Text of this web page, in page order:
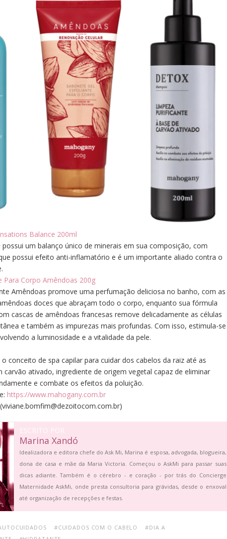
Balance 200ml
possui um balanço único de minerais em sua composição, com
possui efeito anti-inflamatório e é um importante aliado contra o
Para Corpo Amêndoas 200g
Amêndoas promove uma perfumação deliciosa no banho, com as
doces que abraçam todo o corpo, enquanto sua fórmula
cascas de amêndoas francesas remove delicadamente as células
e também as impurezas mais profundas. Com isso, estimula-se
a luminosidade e a vitalidade da pele.
conceito de spa capilar para cuidar dos cabelos da raiz até as
carvão ativado, ingrediente de origem vegetal capaz de eliminar
e combate os efeitos da poluição.
https://www.mahogany.com.br
(viviane.bomfim@dezoitocom.com.br)
ESCRITO POR
Marina Xandó
Idealizadora e editora chefe do Ask Mi, Marina é esposa, advogada, blogueira,
dona de casa e mãe da Maria Victoria. Começou o AskMi para passar suas
dicas adiante. Também é o cérebro - e coração - por trás do Concierge
Maternidade AskMi, onde presta consultoria para grávidas, desde o enxoval
até organização de recepções e festas.
#CUIDADOS COM O CABELO
#DIA A